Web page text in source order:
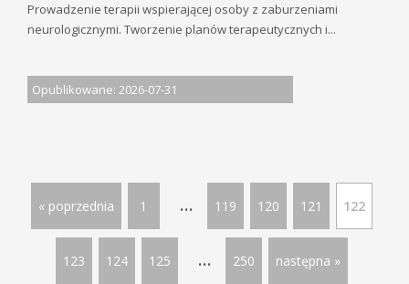
Prowadzenie terapii wspierającej osoby z zaburzeniami
neurologicznymi. Tworzenie planów terapeutycznych i...
Opublikowane: 2026-07-31
« poprzednia 1 ... 119 120 121 122
123 124 125 ... 250 następna »